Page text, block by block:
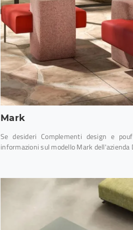
Mark
Se desideri Complementi design e
informazioni sul modello Mark dell'azienda